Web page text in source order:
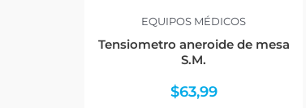
EQUIPOS MÉDICOS
Tensiometro aneroide de mesa
S.M.
$63,99